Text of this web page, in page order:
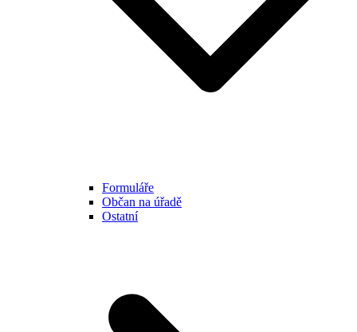
Formuláře
Občan na úřadě
Ostatní